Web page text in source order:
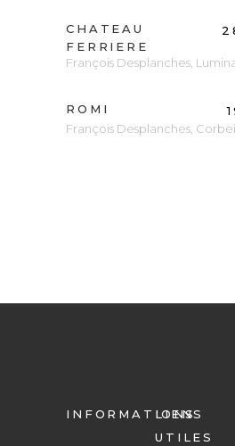
CHATEAU
FERRIERE
François Desplanches
ROMI
François Desplanches
INFORMATIONS
LIENS
UTILES